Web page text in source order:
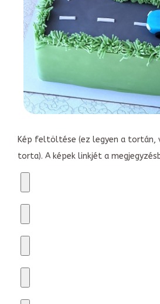
Kép feltöltése (ez legyen a tortán,
torta). A képek linkjét a